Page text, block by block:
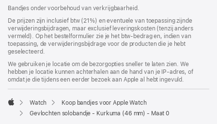
Bandjes onder voorbehoud van verkrijgbaarheid.
De prijzen zijn inclusief btw (21%) en eventuele van toepassing zijnde
verwijderingsbijdragen, maar exclusief leveringskosten (tenzij anders
vermeld). Op het bestelformulier zie je het btw-bedrag en, indien van
toepassing, de verwijderingsbijdrage voor de producten die je hebt
geselecteerd.
We gebruiken je locatie om de bezorgopties sneller te laten zien. We
hebben je locatie kunnen achterhalen aan de hand van je IP-adres, of
omdat je die tijdens een eerder bezoek aan Apple al hebt ingevuld.
Apple
Watch
Koop bandjes voor Apple Watch
Gevlochten solobandje - Kurkuma (46 mm) - Maat 0